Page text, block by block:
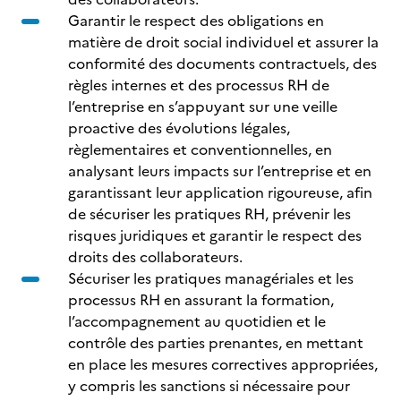
Garantir le respect des obligations en
matière de droit social individuel et assurer la
conformité des documents contractuels, des
règles internes et des processus RH de
l’entreprise en s’appuyant sur une veille
proactive des évolutions légales,
règlementaires et conventionnelles, en
analysant leurs impacts sur l’entreprise et en
garantissant leur application rigoureuse, afin
de sécuriser les pratiques RH, prévenir les
risques juridiques et garantir le respect des
droits des collaborateurs.
Sécuriser les pratiques managériales et les
processus RH en assurant la formation,
l’accompagnement au quotidien et le
contrôle des parties prenantes, en mettant
en place les mesures correctives appropriées,
y compris les sanctions si nécessaire pour